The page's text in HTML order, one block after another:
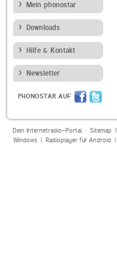
Mein phonostar
Downloads
Hilfe & Kontakt
Newsletter
PHONOSTAR AUF
Dein Internetradio-Portal : Sitemap|
Windows| Radioplayer für Android|